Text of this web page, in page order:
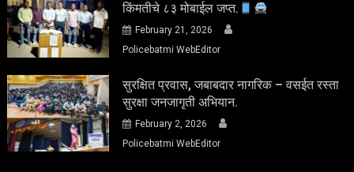
किंमतीचे ८३ मोबाईल जप्त.
February 21, 2026
Policebatmi WebEditor
सुरक्षित प्रवास, जबाबदार नागरिक – वसईत रस्ता
सुरक्षा जनजागृती अभियान.
February 2, 2026
Policebatmi WebEditor